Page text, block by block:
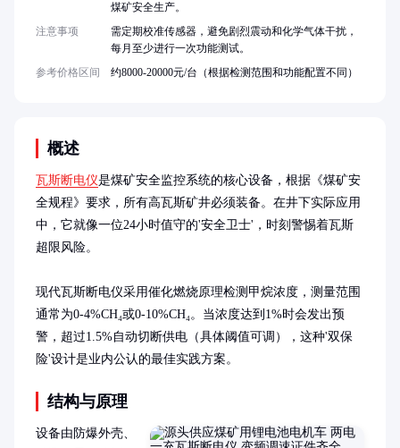
概述
瓦斯断电仪是煤矿安全监控系统的核心设备，根据《煤矿安
全规程》要求，所有高瓦斯矿井必须装备。在井下实际应用
中，它就像一位24小时值守的'安全卫士'，时刻警惕着瓦斯
超限风险。
现代瓦斯断电仪采用催化燃烧原理检测甲烷浓度，测量范围
通常为0-4%CH₄或0-10%CH₄。当浓度达到1%时会发出预
警，超过1.5%自动切断供电（具体阈值可调），这种'双保
险'设计是业内公认的最佳实践方案。
结构与原理
设备由防爆外壳、
煤矿安全生产。
注意事项
需定期校准传感器，避免剧烈震动和化学气体干扰，
每月至少进行一次功能测试。
参考价格区间
约8000-20000元/台（根据检测范围和功能配置不同）